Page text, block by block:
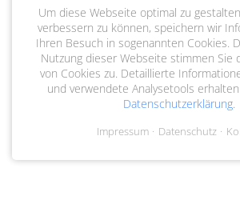
Um diese Webseite optimal zu
verbessern zu können, speichern wir
Ihren Besuch in sogenannten Cookies.
Nutzung dieser Webseite stimmen Sie
von Cookies zu. Detaillierte
und verwendete Analysetools
Datenschutzerklärung.
Impressum Datenschutz